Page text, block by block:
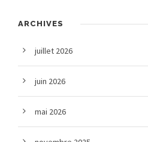
ARCHIVES
juillet 2026
juin 2026
mai 2026